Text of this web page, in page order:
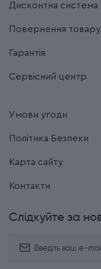
Дисконтна система
Повернення товару
Гарантія
Сервісний центр
Умови угоди
Політика Безпеки
Карта сайту
Контакти
Слідкуйте за